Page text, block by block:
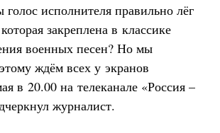
голос исполнителя правильно лёг
закреплена в классике
военных песен? Но мы
ждём всех у экранов
в 20.00 на телеканале «Россия –
журналист.